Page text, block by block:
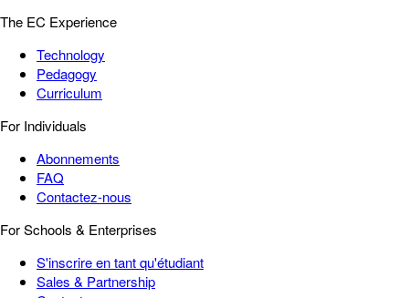
The EC Experience
Technology
Pedagogy
Curriculum
For Individuals
Abonnements
FAQ
Contactez-nous
For Schools & Enterprises
S'inscrire en tant qu'étudiant
Sales & Partnership